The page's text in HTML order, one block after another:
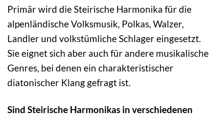
Primär wird die Steirische Harmonika für die
alpenländische Volksmusik, Polkas, Walzer,
Landler und volkstümliche Schlager eingesetzt.
Sie eignet sich aber auch für andere musikalische
Genres, bei denen ein charakteristischer
diatonischer Klang gefragt ist.
Sind Steirische Harmonikas in verschiedenen